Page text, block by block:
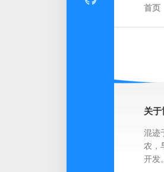
首页
关于
混迹
农，
开发。